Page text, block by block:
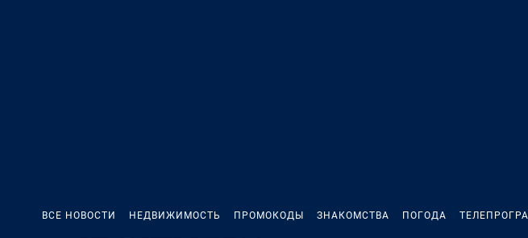
ВСЕ НОВОСТИ НЕДВИЖИМОСТЬ ПРОМОКОДЫ ЗНАКОМСТВА ПОГОДА